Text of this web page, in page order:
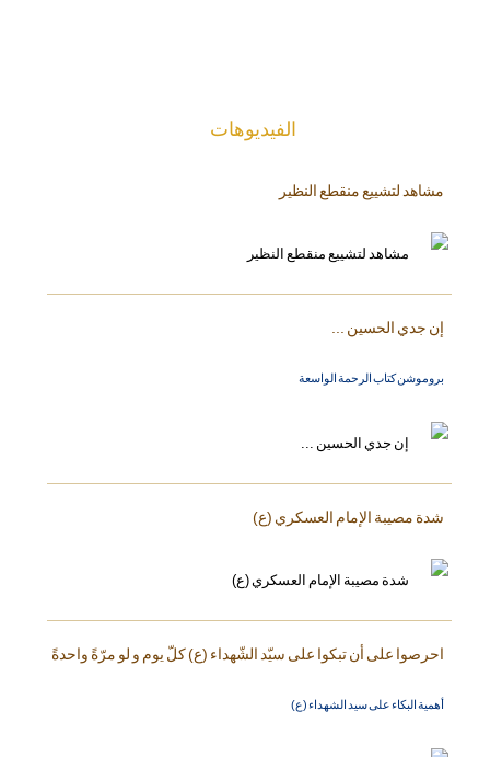
الفیدیوهات
مشاهد لتشييع منقطع النظير
إن جدي الحسين ...
بروموشن كتاب الرحمة الواسعة
شدة مصيبة الإمام العسكري (ع)
احرصوا على أن تبكوا على سيّد الشّهداء (ع) كلّ يوم و لو مرّةً واحدةً
أهمية البكاء على سيد الشهداء (ع)